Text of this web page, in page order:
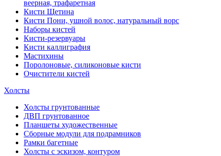
веерная, трафаретная
Кисти Щетина
Кисти Пони, ушной волос, натуральный ворс
Наборы кистей
Кисти-резервуары
Кисти каллиграфия
Мастихины
Поролоновые, силиконовые кисти
Очистители кистей
Холсты
Холсты грунтованные
ДВП грунтованное
Планшеты художественные
Сборные модули для подрамников
Рамки багетные
Холсты c эскизом, контуром